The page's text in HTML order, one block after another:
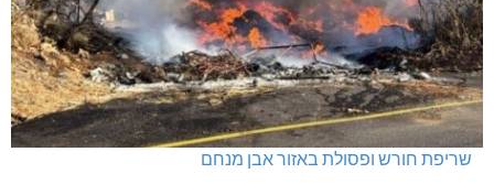
שריפת חורש ופסולת באזור אבן מנחם